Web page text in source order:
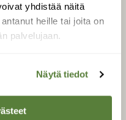
yhdistää näitä
heille tai joita on
palvelujaan.
Näytä tiedot
digilukuoikeus
parasta juttua
uutiskirje